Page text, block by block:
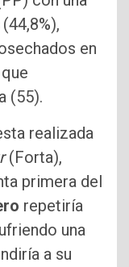
(44,8%),
en
(55).
realizada
(Forta),
primera del
repetiría
una
a su